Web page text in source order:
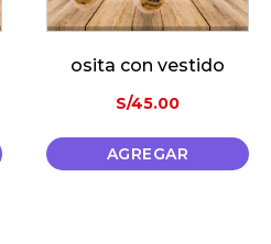
osita con vestido
S/45.00
AGREGAR